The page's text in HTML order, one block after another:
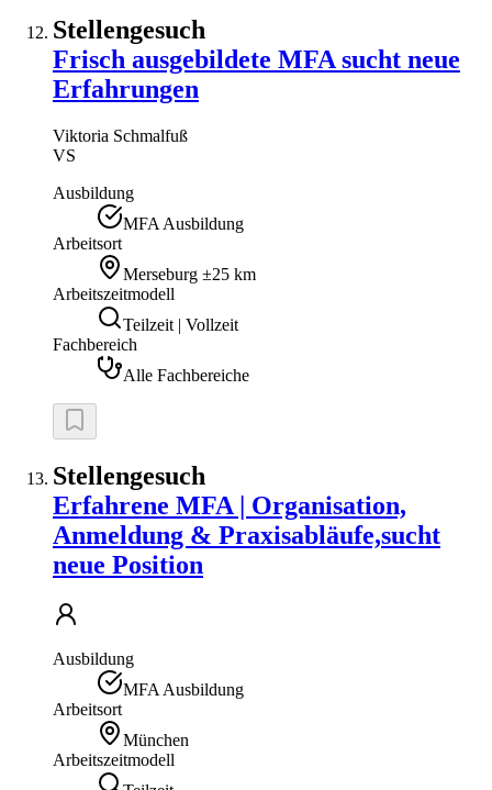
Stellengesuch
Frisch ausgebildete MFA sucht neue
Erfahrungen
Viktoria Schmalfuß
VS
Ausbildung
MFA Ausbildung
Arbeitsort
Merseburg ±25 km
Arbeitszeitmodell
Teilzeit | Vollzeit
Fachbereich
Alle Fachbereiche
Stellengesuch
Erfahrene MFA | Organisation,
Anmeldung & Praxisabläufe,sucht
neue Position
Ausbildung
MFA Ausbildung
Arbeitsort
München
Arbeitszeitmodell